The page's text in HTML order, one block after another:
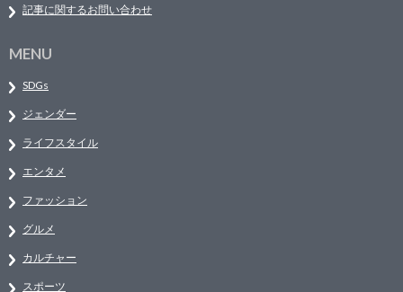
記事に関するお問い合わせ
MENU
SDGs
ジェンダー
ライフスタイル
エンタメ
ファッション
グルメ
カルチャー
スポーツ